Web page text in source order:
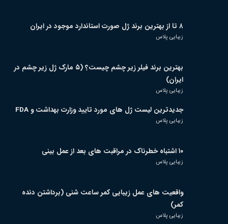
۸ تا از بهترین برند ژل صورت استاندارد موجود در ایران
زیبایی پلاس
بهترین برند فیلر زیر چشم چیست؟ (۵ مارک ژل زیر چشم در
ایران)
زیبایی پلاس
جدیدترین لیست ژل های مورد تایید وزارت بهداشت و FDA
زیبایی پلاس
۱۰ اشتباه خطرناک در مراقبت های بعد از عمل بینی
زیبایی پلاس
واقعیت های عمل زیبایی کمر ساعت شنی (برداشتن دنده
کمر)
زیبایی پلاس